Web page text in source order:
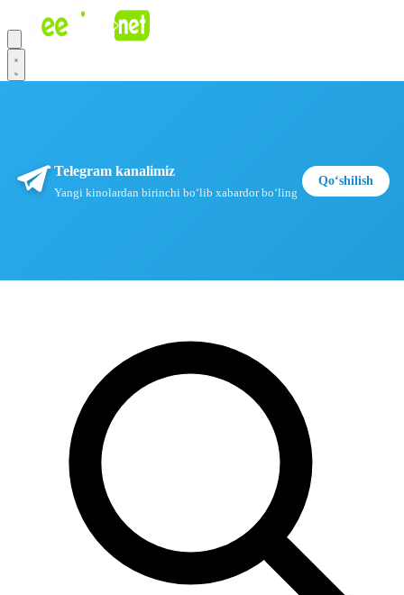
Telegram kanalimiz
Yangi kinolardan birinchi boʻlib xabardor boʻling
Qoʻshilish